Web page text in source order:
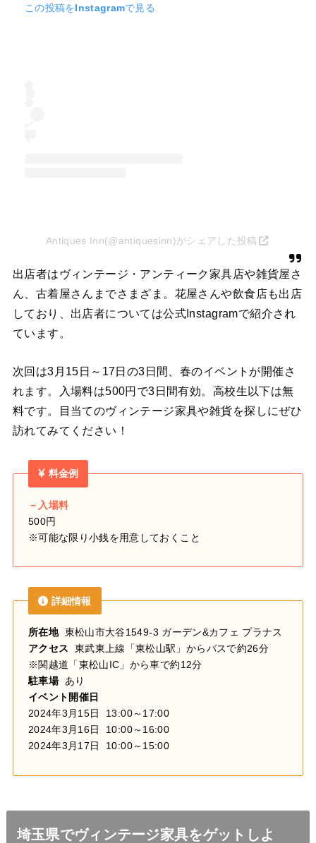
この投稿をInstagramで見る
Antiques Inn(@antiquesinn)がシェアした投稿
出店者はヴィンテージ・アンティーク家具店や雑貨屋さ
ん、古着屋さんまでさまざま。花屋さんや飲食店も出店
しており、出店者については公式Instagramで紹介され
ています。
次回は3月15日～17日の3日間、春のイベントが開催さ
れます。入場料は500円で3日間有効。高校生以下は無
料です。目当てのヴィンテージ家具や雑貨を探しにぜひ
訪れてみてください！
料金例
－入場料
500円
※可能な限り小銭を用意しておくこと
詳細情報
所在地東松山市大谷1549-3 ガーデン&カフェ プラナス
アクセス 東武東上線「東松山駅」からバスで約26分
※関越道「東松山IC」から車で約12分
駐車場あり
イベント開催日
2024年3月15日 13:00～17:00
2024年3月16日 10:00～16:00
2024年3月17日 10:00～15:00
埼玉県でヴィンテージ家具をゲットしよ